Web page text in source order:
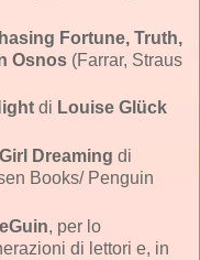
Fortune, Truth,
Osnos (Farrar, Straus
di Louise Glück
Dreaming di
Books/ Penguin
, per lo
di lettori e, in